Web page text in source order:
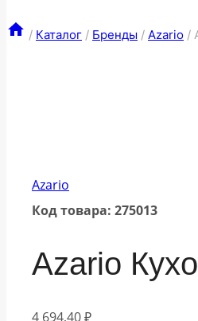
/ Каталог / Бренды / Azario /
Azario
Код товара: 275013
Azario
4 694,40₽